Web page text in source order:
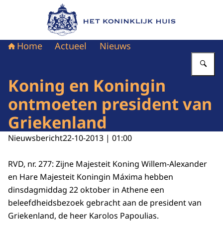
Naar de homepage van Het Koninklijk Huis
Home Actueel Nieuws
Koning en Koningin
ontmoeten president van
Griekenland
Nieuwsbericht22-10-2013 | 01:00
RVD, nr. 277: Zijne Majesteit Koning Willem-Alexander
en Hare Majesteit Koningin Máxima hebben
dinsdagmiddag 22 oktober in Athene een
beleefdheidsbezoek gebracht aan de president van
Griekenland, de heer Karolos Papoulias.